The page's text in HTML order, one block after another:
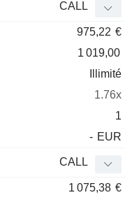
CALL
975,22 €
1 019,00
Illimité
1.76x
1
- EUR
CALL
1 075,38 €